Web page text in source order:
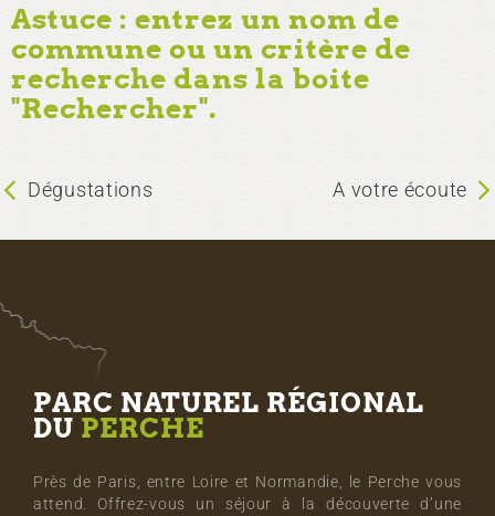
Astuce : entrez un nom de
commune ou un critère de
recherche dans la boite
"Rechercher".
Dégustations A votre écoute
PARC NATUREL RÉGIONAL
DU PERCHE
Près de Paris, entre Loire et Normandie, le Perche vous
attend. Offrez-vous un séjour à la découverte d’une